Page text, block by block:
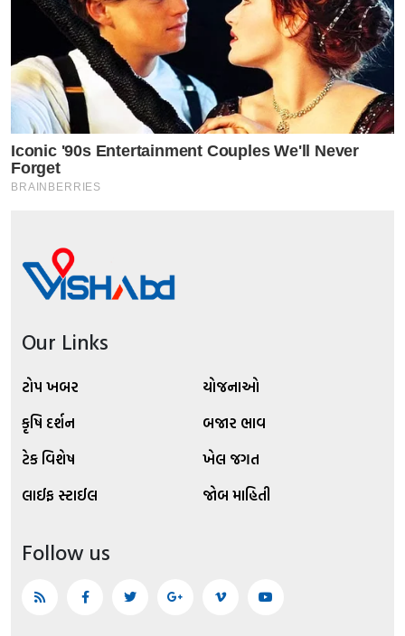
Our Links
ટોપ ખબર
યોજનાઓ
કૃષિ દર્શન
બજાર ભાવ
ટેક વિશેષ
ખેલ જગત
લાઈફ સ્ટાઈલ
જોબ માહિતી
Follow us